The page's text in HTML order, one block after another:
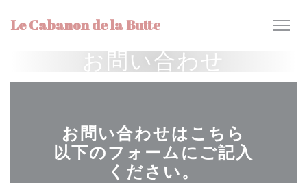
Le Cabanon de la Butte
お問い合わせ
お問い合わせはこちら
以下のフォームにご記入
ください。